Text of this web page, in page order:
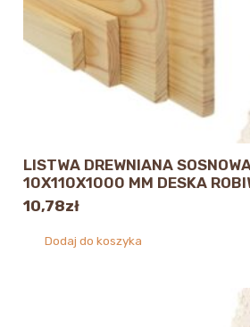
LISTWA DREWNIANA
10X110X1000 MM DESKA
10,78zł
Dodaj do koszyka